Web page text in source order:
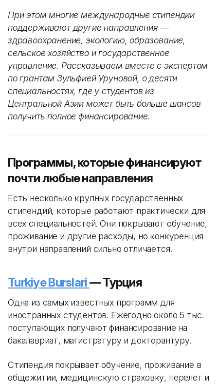
При этом многие международные стипендии
поддерживают другие направления —
здравоохранение, экологию, образование,
сельское хозяйство и государственное
управление. Рассказываем вместе с экспертом
по грантам Зульфией Уруновой, о десяти
специальностях, где у студентов из
Центральной Азии может быть больше шансов
получить полное финансирование.
Программы, которые финансируют
почти любые направления
Есть несколько крупных государственных
стипендий, которые работают практически для
всех специальностей. Они покрывают обучение,
проживание и другие расходы, но конкуренция
внутри направлений сильно отличается.
Turkiye Burslari— Турция
Одна из самых известных программ для
иностранных студентов. Ежегодно около 5 тыс.
поступающих получают финансирование на
бакалавриат, магистратуру и докторантуру.
Стипендия покрывает обучение, проживание в
общежитии, медицинскую страховку, перелет и